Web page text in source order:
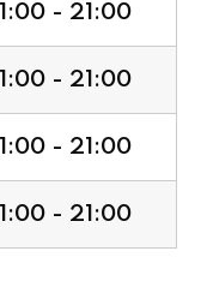
11:00 - 21:00
11:00 - 21:00
11:00 - 21:00
11:00 - 21:00